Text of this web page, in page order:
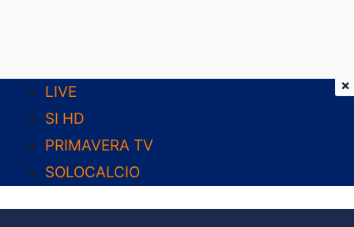
contenuto
LIVE
SI HD
PRIMAVERA TV
SOLOCALCIO
×